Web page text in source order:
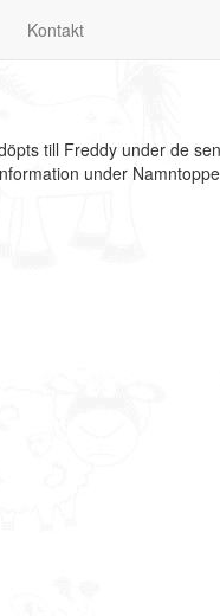
Kontakt
till Freddy under de
under